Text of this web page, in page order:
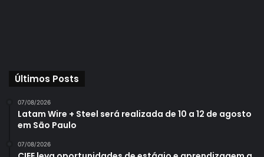
Últimos Posts
07/08/2026
Latam Wire + Steel será realizada de 10 a 12 de agosto
em São Paulo
07/08/2026